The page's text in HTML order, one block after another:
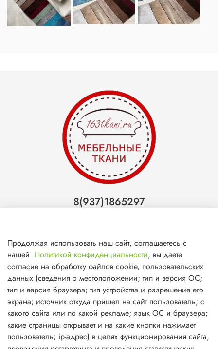
О магазине
8(937)1865297
Самара (ТЦ МегаМебель)
8(927)7360008
Самара (ст.м. Победа)
Продолжая использовать наш сайт, соглашаетесь с
нашей Политикой конфиденциальности, вы даете
согласие на обработку файлов cookie, пользовательских
данных (сведения о местоположении; тип и версия ОС;
тип и версия браузера; тип устройства и разрешение его
экрана; источник откуда пришел на сайт пользователь; с
какого сайта или по какой рекламе; язык ОС и браузера;
какие страницы открывает и на какие кнопки нажимает
пользователь; ip-адрес) в целях функционирования сайта,